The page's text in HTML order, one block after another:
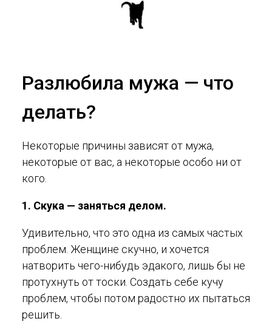
Разлюбила мужа — что
делать?
Некоторые причины зависят от мужа,
некоторые от вас, а некоторые особо ни от
кого.
1. Скука — заняться делом.
Удивительно, что это одна из самых частых
проблем. Женщине скучно, и хочется
натворить чего-нибудь эдакого, лишь бы не
протухнуть от тоски. Создать себе кучу
проблем, чтобы потом радостно их пытаться
решить.